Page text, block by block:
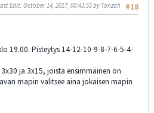
#18
Edit: October 14, 2017, 00:43:55 by Tonzah
19.00. Pisteytys 14-12-10-9-8-7-6-5-4-
ja 3x15, joista ensimmäinen on
mapin valitsee aina jokaisen mapin